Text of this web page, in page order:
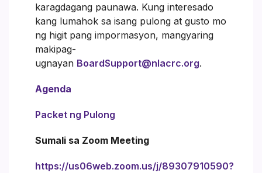
karagdagang paunawa. Kung interesado
kang lumahok sa isang pulong at gusto mo
ng higit pang impormasyon, mangyaring
makipag-
ugnayan BoardSupport@nlacrc.org.
Agenda
Packet ng Pulong
Sumali sa Zoom Meeting
https://us06web.zoom.us/j/89307910590?